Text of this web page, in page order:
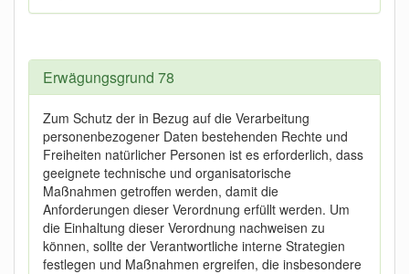
Erwägungsgrund 78
Zum Schutz der in Bezug auf die Verarbeitung
personenbezogener Daten bestehenden Rechte und
Freiheiten natürlicher Personen ist es erforderlich, dass
geeignete technische und organisatorische
Maßnahmen getroffen werden, damit die
Anforderungen dieser Verordnung erfüllt werden. Um
die Einhaltung dieser Verordnung nachweisen zu
können, sollte der Verantwortliche interne Strategien
festlegen und Maßnahmen ergreifen, die insbesondere